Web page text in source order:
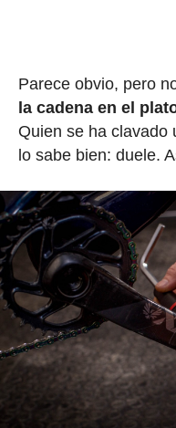
Parece obvio, pero
la cadena en el
Quien se ha clavado
lo sabe bien: duele.